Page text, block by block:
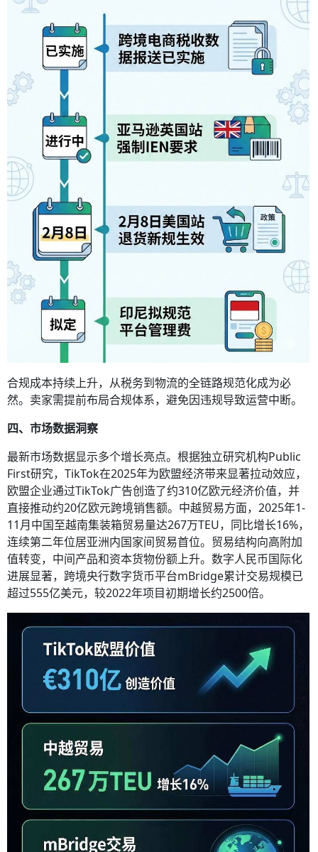
合规成本持续上升，从税务到物流的全链路规范化成为必
然。卖家需提前布局合规体系，避免因违规导致运营中断。
四、市场数据洞察
最新市场数据显示多个增长亮点。根据独立研究机构Public
First研究，TikTok在2025年为欧盟经济带来显著拉动效应，
欧盟企业通过TikTok广告创造了约310亿欧元经济价值，并
直接推动约20亿欧元跨境销售额。中越贸易方面，2025年1-
11月中国至越南集装箱贸易量达267万TEU，同比增长16%，
连续第二年位居亚洲内国家间贸易首位。贸易结构向高附加
值转变，中间产品和资本货物份额上升。数字人民币国际化
进展显著，跨境央行数字货币平台mBridge累计交易规模已
超过555亿美元，较2022年项目初期增长约2500倍。